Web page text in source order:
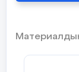
сфера